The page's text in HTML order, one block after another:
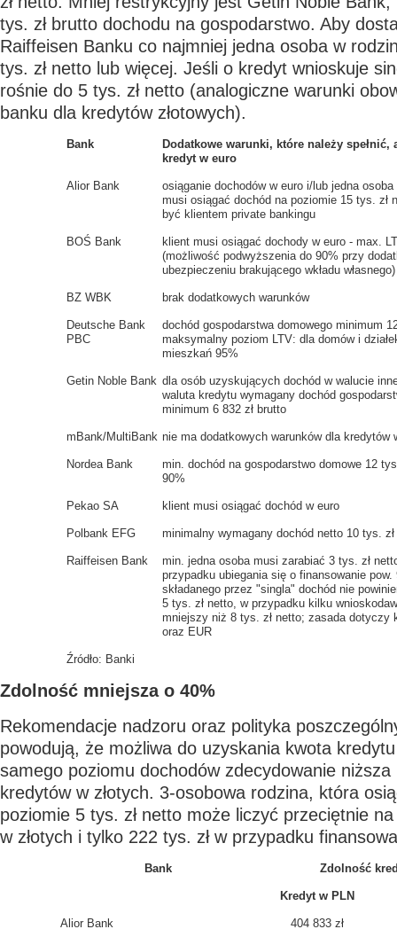
tys. zł brutto dochodu na gospodarstwo. Aby
Raiffeisen Banku co najmniej jedna osoba w
tys. zł netto lub więcej. Jeśli o kredyt wnioskuje
rośnie do 5 tys. zł netto (analogiczne warunki
banku dla kredytów złotowych).
Bank
Dodatkowe warunki, które należy spełnić,
kredyt w euro
Alior Bank
osiąganie dochodów w euro i/lub jedna
musi osiągać dochód na poziomie 15 tys. zł
być klientem private bankingu
BOŚ Bank
klient musi osiągać dochody w euro - max.
(możliwość podwyższenia do 90% przy
ubezpieczeniu brakującego wkładu własnego)
BZ WBK brak dodatkowych warunków
Deutsche Bank
PBC
dochód gospodarstwa domowego minimum
maksymalny poziom LTV: dla domów i
mieszkań 95%
Getin Noble Bank dla osób uzyskujących dochód w walucie
waluta kredytu wymagany dochód
minimum 6 832 zł brutto
mBank/MultiBank nie ma dodatkowych warunków dla kredytów
Nordea Bank
min. dochód na gospodarstwo domowe 12
90%
Pekao SA klient musi osiągać dochód w euro
Polbank EFG minimalny wymagany dochód netto 10 tys. zł
Raiffeisen Bank
min. jedna osoba musi zarabiać 3 tys. zł
przypadku ubiegania się o finansowanie
składanego przez "singla" dochód nie
5 tys. zł netto, w przypadku kilku
mniejszy niż 8 tys. zł netto; zasada dotyczy
oraz EUR
Źródło: Banki
Zdolność mniejsza o 40%
Rekomendacje nadzoru oraz polityka
powodują, że możliwa do uzyskania kwota
samego poziomu dochodów zdecydowanie
kredytów w złotych. 3-osobowa rodzina, która
poziomie 5 tys. zł netto może liczyć przeciętnie
w złotych i tylko 222 tys. zł w przypadku
Bank Zdolność
Kredyt w PLN
Alior Bank 404 833 zł